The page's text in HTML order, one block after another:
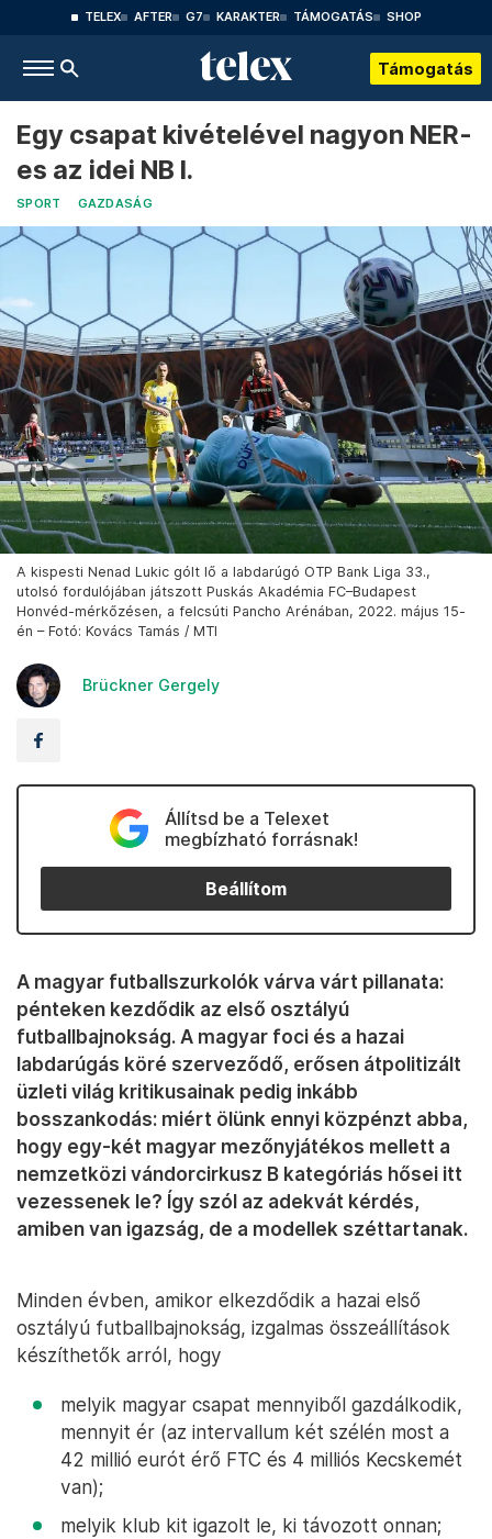
TELEX AFTER G7 KARAKTER TÁMOGATÁS SHOP
Támogatás
Egy csapat kivételével nagyon NER-
es az idei NB I.
SPORT GAZDASÁG
A kispesti Nenad Lukic gólt lő a labdarúgó OTP Bank Liga 33.,
utolsó fordulójában játszott Puskás Akadémia FC–Budapest
Honvéd-mérkőzésen, a felcsúti Pancho Arénában, 2022. május 15-
én – Fotó: Kovács Tamás / MTI
Brückner Gergely
Állítsd be a Telexet
megbízható forrásnak!
Beállítom
A magyar futballszurkolók várva várt pillanata:
pénteken kezdődik az első osztályú
futballbajnokság. A magyar foci és a hazai
labdarúgás köré szerveződő, erősen átpolitizált
üzleti világ kritikusainak pedig inkább
bosszankodás: miért ölünk ennyi közpénzt abba,
hogy egy-két magyar mezőnyjátékos mellett a
nemzetközi vándorcirkusz B kategóriás hősei itt
vezessenek le? Így szól az adekvát kérdés,
amiben van igazság, de a modellek széttartanak.
Minden évben, amikor elkezdődik a hazai első
osztályú futballbajnokság, izgalmas összeállítások
készíthetők arról, hogy
melyik magyar csapat mennyiből gazdálkodik,
mennyit ér (az intervallum két szélén most a
42 millió eurót érő FTC és 4 milliós Kecskemét
van);
melyik klub kit igazolt le, ki távozott onnan;